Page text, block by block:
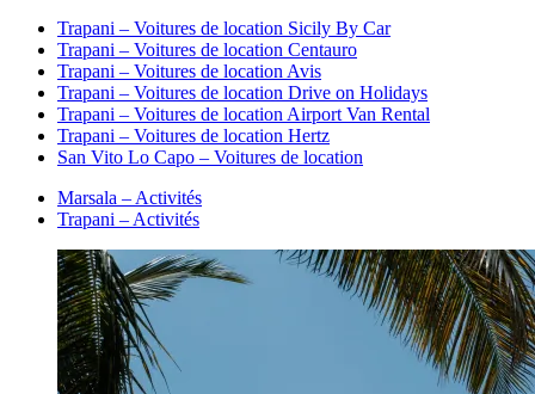
Trapani – Voitures de location Sicily By Car
Trapani – Voitures de location Centauro
Trapani – Voitures de location Avis
Trapani – Voitures de location Drive on Holidays
Trapani – Voitures de location Airport Van Rental
Trapani – Voitures de location Hertz
San Vito Lo Capo – Voitures de location
Marsala – Activités
Trapani – Activités